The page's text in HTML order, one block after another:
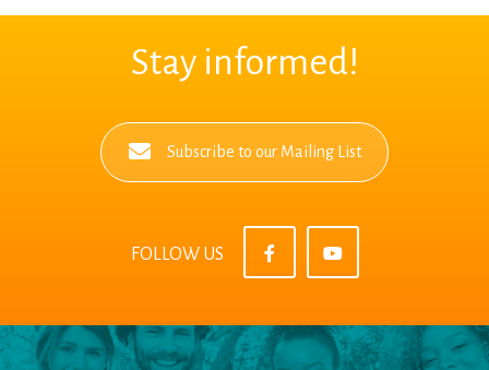
Stay informed!
Subscribe to our Mailing List
FOLLOW US